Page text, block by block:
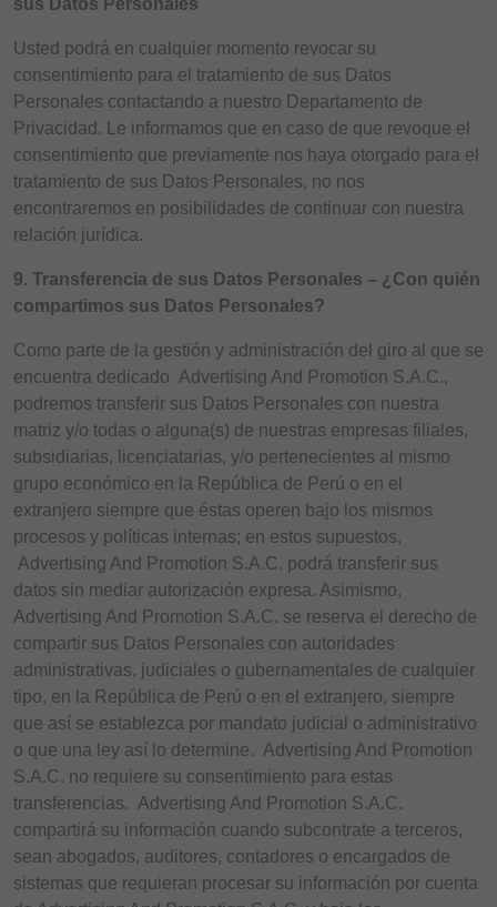
sus Datos Personales
Usted podrá en cualquier momento revocar su
consentimiento para el tratamiento de sus Datos
Personales contactando a nuestro Departamento de
Privacidad. Le informamos que en caso de que revoque el
consentimiento que previamente nos haya otorgado para el
tratamiento de sus Datos Personales, no nos
encontraremos en posibilidades de continuar con nuestra
relación jurídica.
9. Transferencia de sus Datos Personales – ¿Con quién
compartimos sus Datos Personales?
Como parte de la gestión y administración del giro al que se
encuentra dedicado Advertising And Promotion S.A.C.,
podremos transferir sus Datos Personales con nuestra
matriz y/o todas o alguna(s) de nuestras empresas filiales,
subsidiarias, licenciatarias, y/o pertenecientes al mismo
grupo económico en la República de Perú o en el
extranjero siempre que éstas operen bajo los mismos
procesos y políticas internas; en estos supuestos,
Advertising And Promotion S.A.C. podrá transferir sus
datos sin mediar autorización expresa. Asimismo,
Advertising And Promotion S.A.C. se reserva el derecho de
compartir sus Datos Personales con autoridades
administrativas, judiciales o gubernamentales de cualquier
tipo, en la República de Perú o en el extranjero, siempre
que así se establezca por mandato judicial o administrativo
o que una ley así lo determine. Advertising And Promotion
S.A.C. no requiere su consentimiento para estas
transferencias. Advertising And Promotion S.A.C.
compartirá su información cuando subcontrate a terceros,
sean abogados, auditores, contadores o encargados de
sistemas que requieran procesar su información por cuenta